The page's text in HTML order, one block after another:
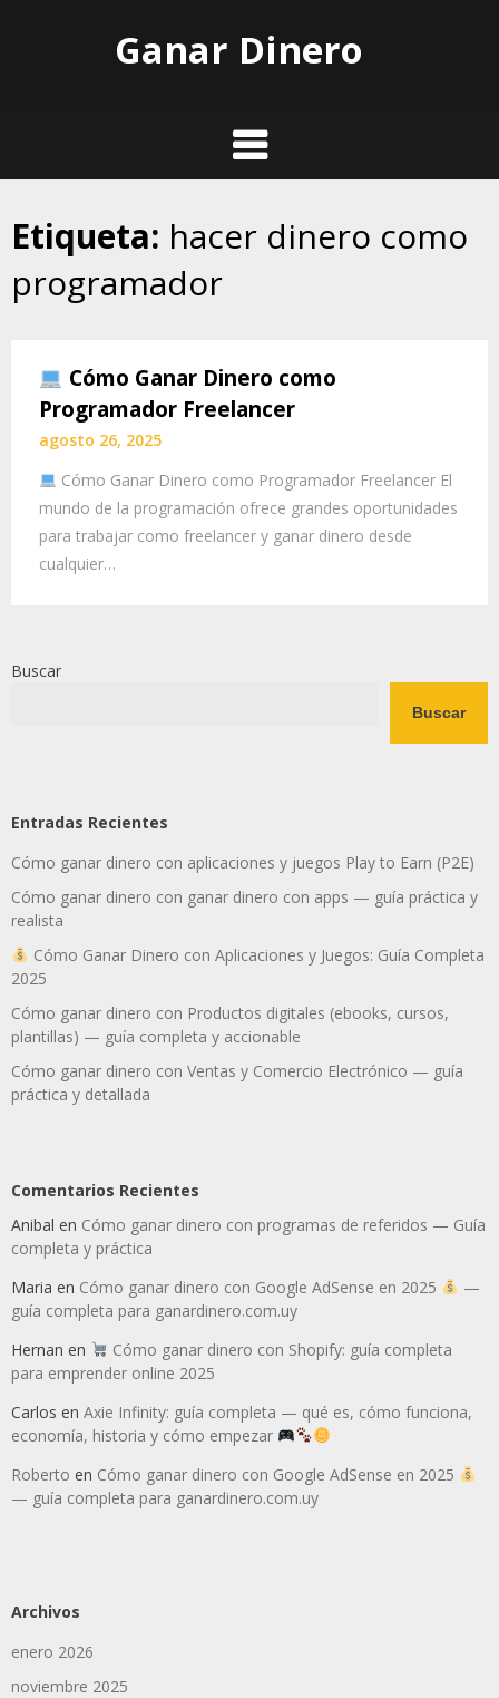
Ganar Dinero
Etiqueta: hacer dinero como
programador
Cómo Ganar Dinero como
Programador Freelancer
agosto 26, 2025
Cómo Ganar Dinero como Programador Freelancer El
mundo de la programación ofrece grandes oportunidades
para trabajar como freelancer y ganar dinero desde
cualquier…
Buscar
Buscar
Entradas Recientes
Cómo ganar dinero con aplicaciones y juegos Play to Earn (P2E)
Cómo ganar dinero con ganar dinero con apps — guía práctica y
realista
Cómo Ganar Dinero con Aplicaciones y Juegos: Guía Completa
2025
Cómo ganar dinero con Productos digitales (ebooks, cursos,
plantillas) — guía completa y accionable
Cómo ganar dinero con Ventas y Comercio Electrónico — guía
práctica y detallada
Comentarios Recientes
Anibal en Cómo ganar dinero con programas de referidos — Guía
completa y práctica
Maria en Cómo ganar dinero con Google AdSense en 2025
—
guía completa para ganardinero.com.uy
Hernan en
Cómo ganar dinero con Shopify: guía completa
para emprender online 2025
Carlos en Axie Infinity: guía completa — qué es, cómo funciona,
economía, historia y cómo empezar
Roberto en Cómo ganar dinero con Google AdSense en 2025
— guía completa para ganardinero.com.uy
Archivos
enero 2026
noviembre 2025